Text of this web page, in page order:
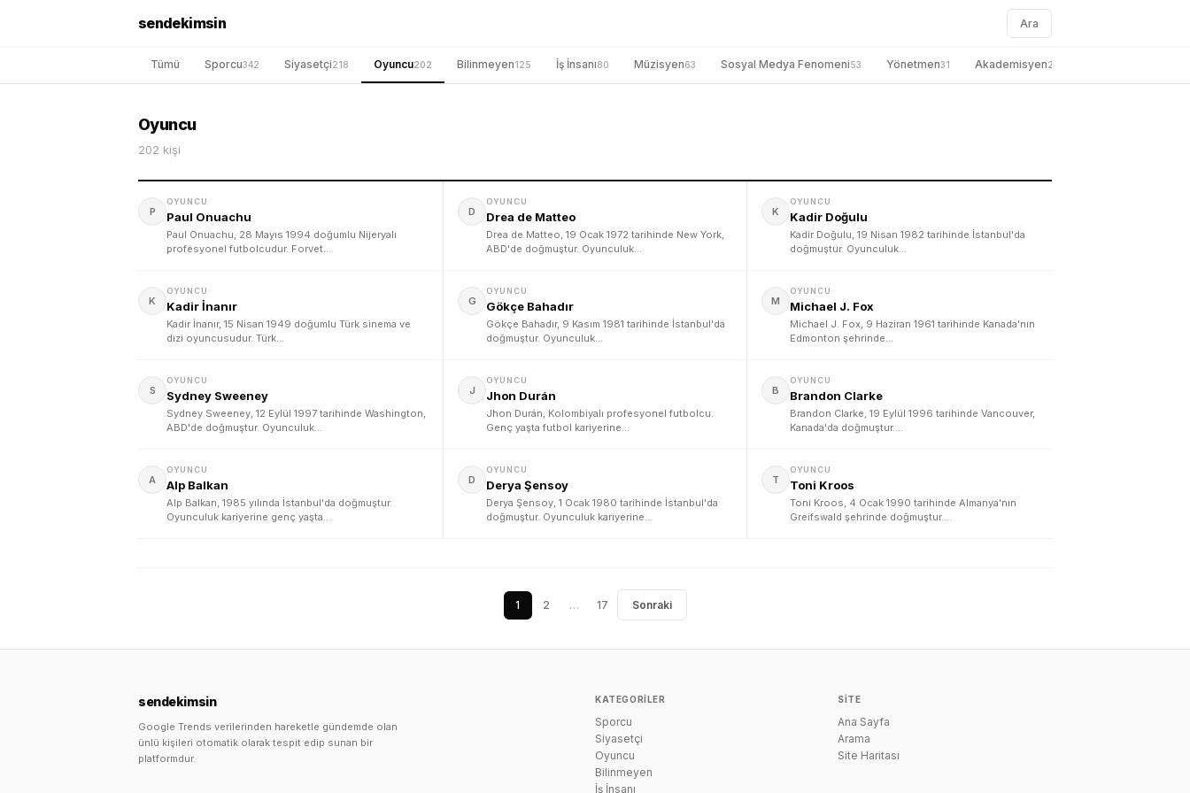
sendekimsin Ara
Tümü Sporcu342 Siyasetçi218 Oyuncu202 Bilinmeyen125 İş İnsanı80 Müzisyen63 Sosyal Medya Fenomeni53 Yönetmen31 Akademisyen27
Oyuncu
202 kişi
P
OYUNCU
Paul Onuachu
Paul Onuachu, 28 Mayıs 1994 doğumlu Nijeryalı
profesyonel futbolcudur. Forvet…
D
OYUNCU
Drea de Matteo
Drea de Matteo, 19 Ocak 1972 tarihinde New York,
ABD'de doğmuştur. Oyunculuk…
K
OYUNCU
Kadir Doğulu
Kadir Doğulu, 19 Nisan 1982 tarihinde İstanbul'da
doğmuştur. Oyunculuk…
K
OYUNCU
Kadir İnanır
Kadir İnanır, 15 Nisan 1949 doğumlu Türk sinema ve
dizi oyuncusudur. Türk…
G
OYUNCU
Gökçe Bahadır
Gökçe Bahadır, 9 Kasım 1981 tarihinde İstanbul'da
doğmuştur. Oyunculuk…
M
OYUNCU
Michael J. Fox
Michael J. Fox, 9 Haziran 1961 tarihinde Kanada'nın
Edmonton şehrinde…
S
OYUNCU
Sydney Sweeney
Sydney Sweeney, 12 Eylül 1997 tarihinde Washington,
ABD'de doğmuştur. Oyunculuk…
J
OYUNCU
Jhon Durán
Jhon Durán, Kolombiyalı profesyonel futbolcu.
Genç yaşta futbol kariyerine…
B
OYUNCU
Brandon Clarke
Brandon Clarke, 19 Eylül 1996 tarihinde Vancouver,
Kanada'da doğmuştur.…
A
OYUNCU
Alp Balkan
Alp Balkan, 1985 yılında İstanbul'da doğmuştur.
Oyunculuk kariyerine genç yaşta…
D
OYUNCU
Derya Şensoy
Derya Şensoy, 1 Ocak 1980 tarihinde İstanbul'da
doğmuştur. Oyunculuk kariyerine…
T
OYUNCU
Toni Kroos
Toni Kroos, 4 Ocak 1990 tarihinde Almanya'nın
Greifswald şehrinde doğmuştur.…
1 2 … 17 Sonraki
sendekimsin
Google Trends verilerinden hareketle gündemde olan
ünlü kişileri otomatik olarak tespit edip sunan bir
platformdur.
KATEGORILER
Sporcu
Siyasetçi
Oyuncu
Bilinmeyen
İş İnsanı
SITE
Ana Sayfa
Arama
Site Haritası